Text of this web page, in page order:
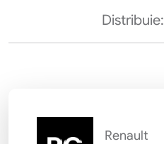
Distribuie:
Renault